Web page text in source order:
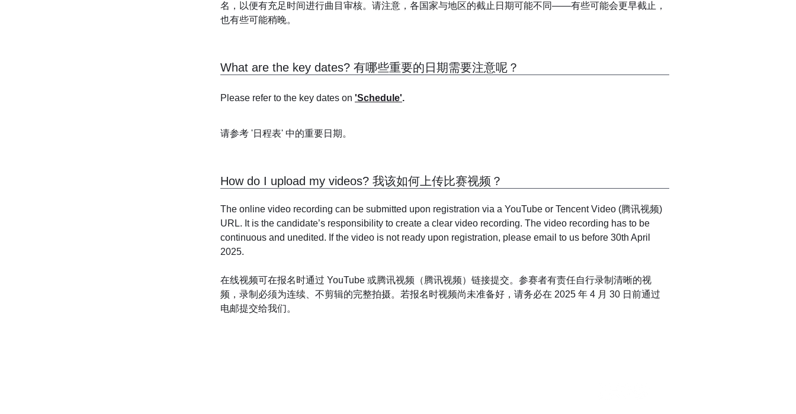
名，以便有充足时间进行曲目审核。请注意，各国家与地区的截止日期可能不同——有些可能会更早截止，
也有些可能稍晚。
What are the key dates? 有哪些重要的日期需要注意呢？
Please refer to the key dates on 'Schedule'.
请参考 '日程表' 中的重要日期。
How do I upload my videos? 我该如何上传比赛视频？
The online video recording can be submitted upon registration via a YouTube or Tencent Video (腾讯视频)
URL. It is the candidate’s responsibility to create a clear video recording. The video recording has to be
continuous and unedited. If the video is not ready upon registration, please email to us before 30th April
2025.
在线视频可在报名时通过 YouTube 或腾讯视频（腾讯视频）链接提交。参赛者有责任自行录制清晰的视
频，录制必须为连续、不剪辑的完整拍摄。若报名时视频尚未准备好，请务必在 2025 年 4 月 30 日前通过
电邮提交给我们。